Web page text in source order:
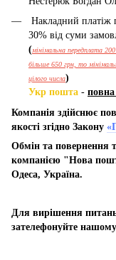
Накладний платіж
30% від суми
(мінімальна передплата
більше 650 грн, то
цілого числа)
Укр пошта -
Компанія здійснює
якості згідно Закону
Обмін та повернення
компанією "Нова
Одеса, Україна.
Для вирішення
зателефонуйте